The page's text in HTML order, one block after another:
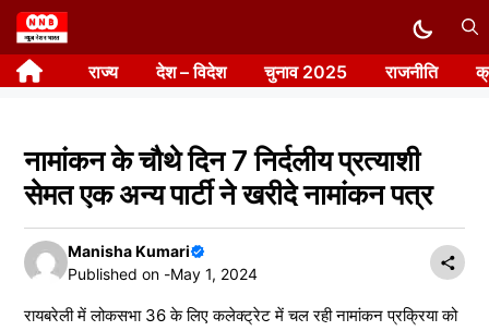
Skip
to
content राज्य देश – विदेश चुनाव 2025 राजनीति
नामांकन के चौथे दिन 7 निर्दलीय प्रत्याशी
सेमत एक अन्य पार्टी ने खरीदे नामांकन पत्र
Manisha Kumari
Published on -May 1, 2024
रायबरेली में लोकसभा 36 के लिए कलेक्ट्रेट में चल रही नामांकन प्रक्रिया को